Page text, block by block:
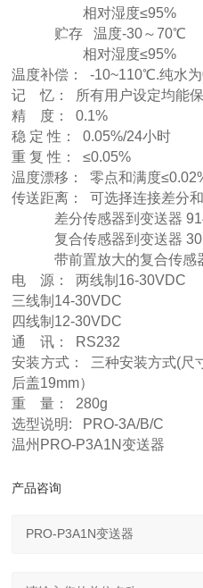
相对湿度≤95%
贮存 温度-30～70℃
相对湿度≤95%
温度补偿： -10~110℃.纯水
记 忆： 所有用户设定均能
精 度： 0.1%
稳 定 性： 0.05%/24小时
重 复 性： ≤0.05%
温度漂移： 零点和满度
传送距离： 可选择连接差分
差分传感器到变送器
复合传感器到变送器
带前置放大的复合传感
电 源： 两线制16-30VDC
三线制14-30VDC
四线制12-30VDC
通 讯： RS232
安装方式： 三种安装方式(尺
后盖19mm）
重 量： 280g
选型说明: PRO-3A/B/C
温州PRO-P3A1N变送器
产品咨询